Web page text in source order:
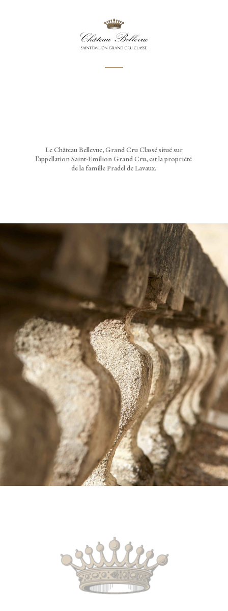
Le Château Bellevue, Grand Cru Classé situé sur
l’appellation Saint-Emilion Grand Cru, est la propriété
de la famille Pradel de Lavaux.